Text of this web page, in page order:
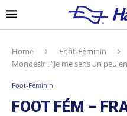
Home Foot-Féminin
Mondésir : “Je me sens un peu
Foot-Féminin
FOOT FÉM –